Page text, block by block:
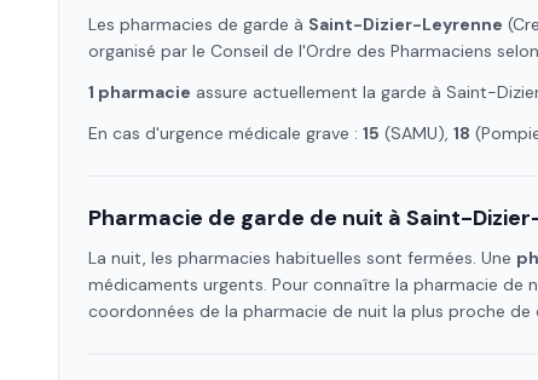
Les pharmacies de garde à Saint-Dizier-Leyrenne
organisé par le Conseil de l'Ordre des Pharmaciens
1 pharmacie assure actuellement la garde à Saint-
En cas d'urgence médicale grave : 15 (SAMU), 18
Pharmacie de garde de nuit à Saint-
La nuit, les pharmacies habituelles sont fermées. Une
médicaments urgents. Pour connaître la pharmacie de
coordonnées de la pharmacie de nuit la plus proche de